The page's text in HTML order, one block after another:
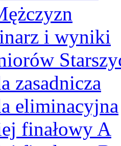
i wyniki
zasadnicza
eliminacyjna
finałowy A